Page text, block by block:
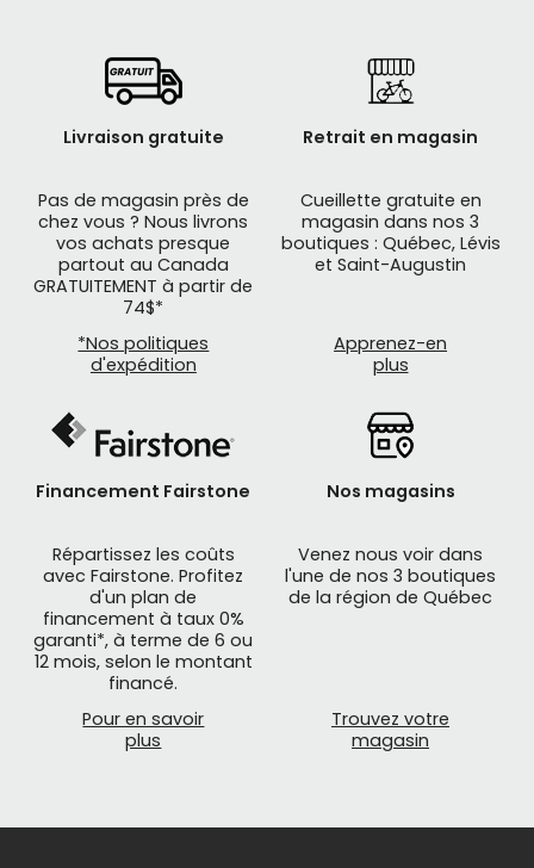
Livraison gratuite
Pas de magasin près de
chez vous ? Nous livrons
vos achats presque
partout au Canada
GRATUITEMENT à partir de
74$*
*Nos politiques
d'expédition
Retrait en magasin
Cueillette gratuite en
magasin dans nos 3
boutiques : Québec, Lévis
et Saint-Augustin
Apprenez-en
plus
Financement Fairstone
Répartissez les coûts
avec Fairstone. Profitez
d'un plan de
financement à taux 0%
garanti*, à terme de 6 ou
12 mois, selon le montant
financé.
Pour en savoir
plus
Nos magasins
Venez nous voir dans
l'une de nos 3 boutiques
de la région de Québec
Trouvez votre
magasin